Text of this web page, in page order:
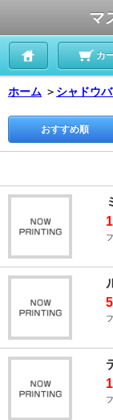
マ
カ
ホーム ＞ シャドウ
おすすめ順